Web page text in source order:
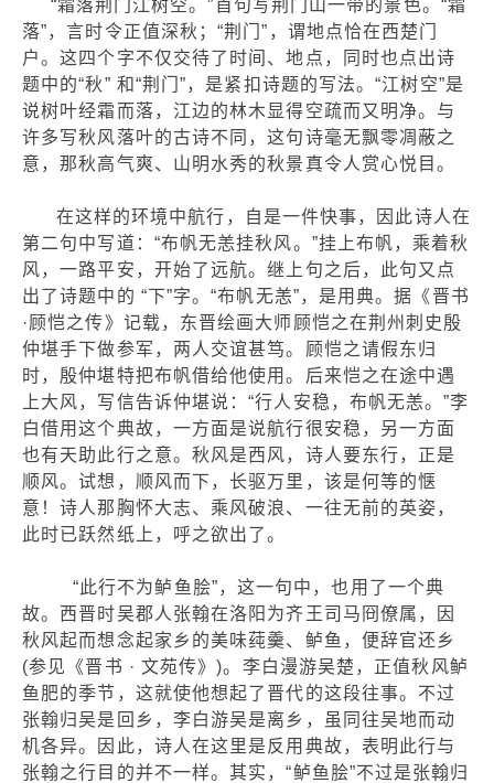
“霜落荆门江树空。”首句写荆门山一带的景色。“霜
落”，言时令正值深秋；“荆门”，谓地点恰在西楚门
户。这四个字不仅交待了时间、地点，同时也点出诗
题中的“秋” 和“荆门”，是紧扣诗题的写法。“江树空”是
说树叶经霜而落，江边的林木显得空疏而又明净。与
许多写秋风落叶的古诗不同，这句诗毫无飘零凋蔽之
意，那秋高气爽、山明水秀的秋景真令人赏心悦目。
在这样的环境中航行，自是一件快事，因此诗人在
第二句中写道：“布帆无恙挂秋风。”挂上布帆，乘着秋
风，一路平安，开始了远航。继上句之后，此句又点
出了诗题中的 “下”字。“布帆无恙”，是用典。据《晋书
·顾恺之传》记载，东晋绘画大师顾恺之在荆州刺史殷
仲堪手下做参军，两人交谊甚笃。顾恺之请假东归
时，殷仲堪特把布帆借给他使用。后来恺之在途中遇
上大风，写信告诉仲堪说：“行人安稳，布帆无恙。”李
白借用这个典故，一方面是说航行很安稳，另一方面
也有天助此行之意。秋风是西风，诗人要东行，正是
顺风。试想，顺风而下，长驱万里，该是何等的惬
意！诗人那胸怀大志、乘风破浪、一往无前的英姿，
此时已跃然纸上，呼之欲出了。
“此行不为鲈鱼脍”，这一句中，也用了一个典
故。西晋时吴郡人张翰在洛阳为齐王司马冏僚属，因
秋风起而想念起家乡的美味莼羹、鲈鱼，便辞官还乡
(参见《晋书 · 文苑传》)。李白漫游吴楚，正值秋风鲈
鱼肥的季节，这就使他想起了晋代的这段往事。不过
张翰归吴是回乡，李白游吴是离乡，虽同往吴地而动
机各异。因此，诗人在这里是反用典故，表明此行与
张翰之行目的并不一样。其实，“鲈鱼脍”不过是张翰归